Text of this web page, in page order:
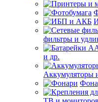
фильтры и
и др.
Аккумуляторы